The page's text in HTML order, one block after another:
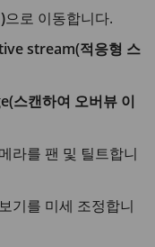
으로 이동합니다.
stream(적응형 스
스캔하여 오버뷰 이
라를 팬 및 틸트합니
기를 미세 조정합니